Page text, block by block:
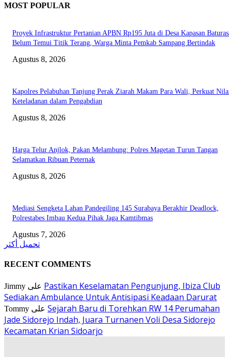
MOST POPULAR
Proyek Infrastruktur Pertanian APBN Rp195 Juta di Desa Kapasan
Belum Temui Titik Terang, Warga Minta Pemkab Sampang Bertindak
Agustus 8, 2026
Kapolres Pelabuhan Tanjung Perak Ziarah Makam Para Wali, Perkuat
Keteladanan dalam Pengabdian
Agustus 8, 2026
Harga Telur Anjlok, Pakan Melambung: Polres Magetan Turun Tangan
Selamatkan Ribuan Peternak
Agustus 8, 2026
Mediasi Sengketa Lahan Pandegiling 145 Surabaya Berakhir Deadlock,
Polrestabes Imbau Kedua Pihak Jaga Kamtibmas
Agustus 7, 2026
تحميل أكثر
RECENT COMMENTS
Jimmy
Pastikan Keselamatan Pengunjung, Ibiza Club
Sediakan Ambulance Untuk Antisipasi Keadaan Darurat
Tommy
Sejarah Baru di Torehkan RW 14 Perumahan
Jade Sidorejo Indah, Juara Turnanen Voli Desa Sidorejo
Kecamatan Krian Sidoarjo